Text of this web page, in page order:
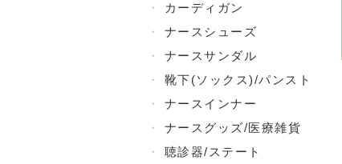
・
カーディガン
・
ナースシューズ
・
ナースサンダル
・
靴下(ソックス)/パンスト
・
ナースインナー
・
ナースグッズ/医療雑貨
・
聴診器/ステート